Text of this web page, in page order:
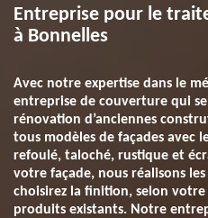
Entreprise pour le
à Bonnelles
Avec notre expertise dans le
entreprise de couverture qui se
rénovation d’anciennes
tous modèles de façades avec
refoulé, taloché, rustique et
votre façade, nous réalisons
choisirez la finition, selon
produits existants. Notre